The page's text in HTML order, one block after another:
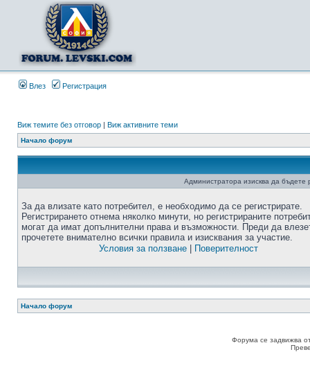
Влез Регистрация
Виж темите без отговор | Виж активните теми
Начало форум
Администратора изисква да бъдете
За да влизате като потребител, е необходимо да се регистрирате.
Регистрирането отнема няколко минути, но регистрираните
могат да имат допълнителни права и възможности. Преди да
прочетете внимателно всички правила и изисквания за участие.
Условия за ползване| Поверителност
Начало форум
Форума се задвижва